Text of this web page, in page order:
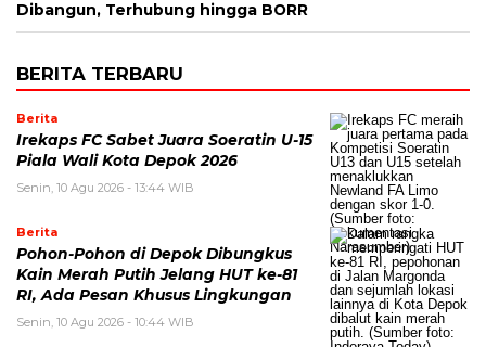
Dibangun, Terhubung hingga BORR
BERITA TERBARU
Berita
Irekaps FC Sabet Juara Soeratin U-15
Piala Wali Kota Depok 2026
Senin, 10 Agu 2026 - 13:44 WIB
Berita
Pohon-Pohon di Depok Dibungkus
Kain Merah Putih Jelang HUT ke-81
RI, Ada Pesan Khusus Lingkungan
Senin, 10 Agu 2026 - 10:44 WIB